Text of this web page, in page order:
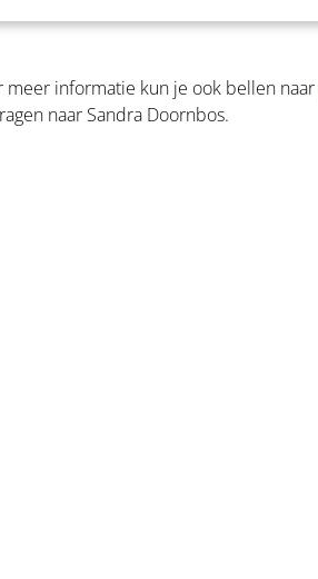
meer informatie kun je ook bellen naar
naar Sandra Doornbos.